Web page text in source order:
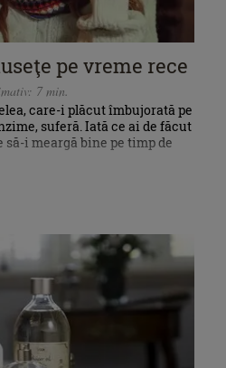
pe vreme rece
7 min.
care-i plăcut îmbujorată pe
suferă. Iată ce ai de făcut
i meargă bine pe timp de